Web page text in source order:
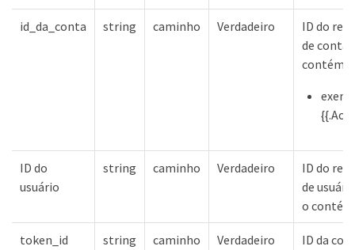
id_da_conta string caminho Verdadeiro
ID do
de conta
contém
ID do
usuário
string caminho Verdadeiro
ID do
de
o contém
token_id string caminho Verdadeiro
ID da